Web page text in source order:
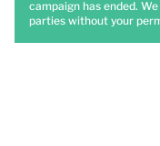
campaign has ended.
parties without your